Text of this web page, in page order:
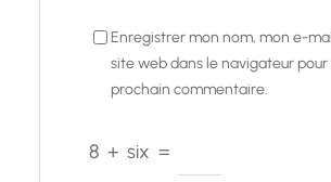
Enregistrer mon nom, mon e-
site web dans le navigateur pour
prochain commentaire.
8 + six =